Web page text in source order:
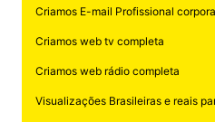
Criamos E-mail Profissional
Criamos web tv completa
Criamos web rádio completa
Visualizações Brasileiras e reais